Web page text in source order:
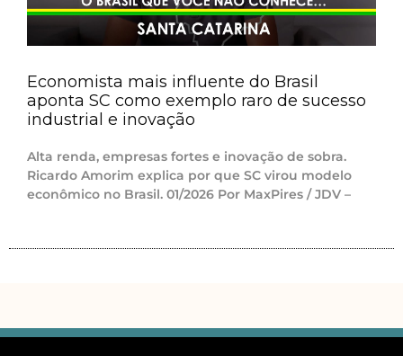
Economista mais influente do Brasil
aponta SC como exemplo raro de sucesso
industrial e inovação
Alta renda, empresas fortes e inovação de sobra.
Ricardo Amorim explica por que SC virou modelo
econômico no Brasil. 01/2026 Por MaxPires / JDV –